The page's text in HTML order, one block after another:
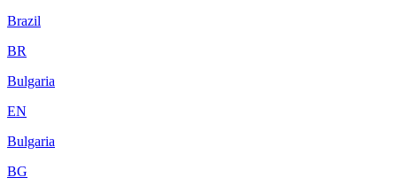
Brazil
BR
Bulgaria
EN
Bulgaria
BG